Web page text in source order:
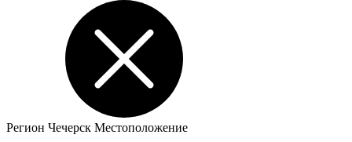
Регион Чечерск Местоположение